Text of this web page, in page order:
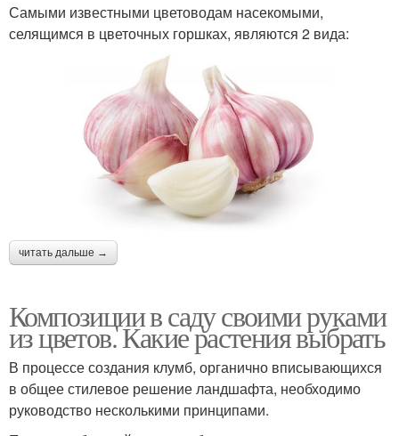
Самыми известными цветоводам насекомыми,
селящимся в цветочных горшках, являются 2 вида:
читать дальше →
Композиции в саду своими руками
из цветов. Какие растения выбрать
В процессе создания клумб, органично вписывающихся
в общее стилевое решение ландшафта, необходимо
руководство несколькими принципами.